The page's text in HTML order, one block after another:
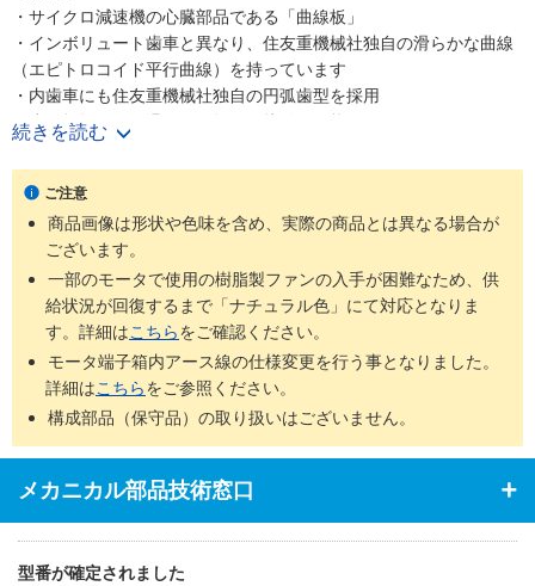
・サイクロ減速機の心臓部品である「曲線板」
・インボリュート歯車と異なり、住友重機械社独自の滑らかな曲線
（エピトロコイド平行曲線）を持っています
・内歯車にも住友重機械社独自の円弧歯型を採用
・歯の折損がない滑らかな転がり接触を可能にしました
・少ない減速段数で高い減速比を得ること、つまり高効率と高減速
比の両立を可能にしました
・噛み合い率がインボリュートギヤの2～3倍高く、衝撃荷重が発生
しても多くの歯で分散して吸収する為、タフで長寿命な減速機です
・減速機部の材質は耐摩耗・耐疲労性に富む高炭素高クロム軸受鋼
を使用しています
続きを読む
ご注意
商品画像は形状や色味を含め、実際の商品とは異なる場合が
ございます。
一部のモータで使用の樹脂製ファンの入手が困難なため、供
給状況が回復するまで「ナチュラル色」にて対応となりま
す。詳細はこちらをご確認ください。
モータ端子箱内アース線の仕様変更を行う事となりました。
詳細はこちらをご参照ください。
構成部品（保守品）の取り扱いはございません。
メカニカル部品技術窓口
型番が確定されました